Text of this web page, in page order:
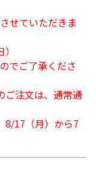
せていただきま
でご了承くださ
ご注文は、通常通
8/17（月）から7